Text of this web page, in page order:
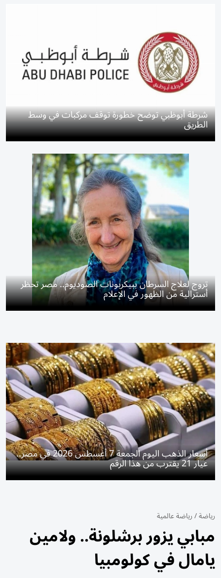
شرطة أبوظبي توضح خطورة توقف مركبات في وسط
الطريق
تروج لعلاج السرطان ببيكربونات الصوديوم.. مصر تحظر
أسترالية من الظهور في الإعلام
أسعار الذهب اليوم الجمعة 7 أغسطس 2026 في مصر..
عيار 21 يقترب من هذا الرقم
رياضة/رياضة عالمية
مبابي يزور برشلونة.. ولامين
يامال في كولومبيا